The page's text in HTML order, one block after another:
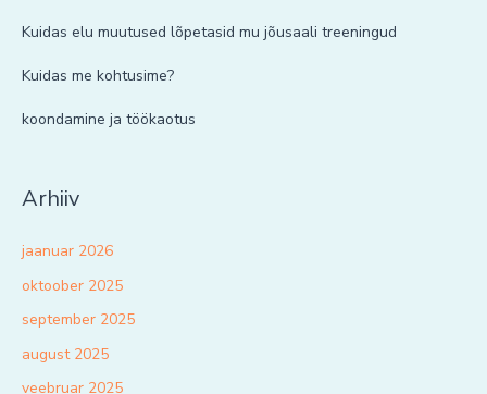
Kuidas elu muutused lõpetasid mu jõusaali treeningud
Kuidas me kohtusime?
koondamine ja töökaotus
Arhiiv
jaanuar 2026
oktoober 2025
september 2025
august 2025
veebruar 2025